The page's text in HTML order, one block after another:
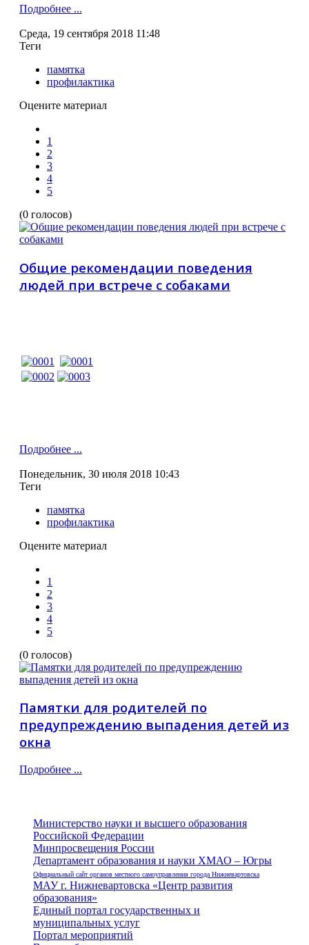
Подробнее ...
Среда, 19 сентября 2018 11:48
Теги
памятка
профилактика
Оцените материал
1
2
3
4
5
(0 голосов)
Общие рекомендации поведения
людей при встрече с собаками
Подробнее ...
Понедельник, 30 июля 2018 10:43
Теги
памятка
профилактика
Оцените материал
1
2
3
4
5
(0 голосов)
Памятки для родителей по
предупреждению выпадения детей из
окна
Подробнее ...
Министерство науки и высшего образования
Российской Федерации
Минпросвещения России
Департамент образования и науки ХМАО – Югры
Официальный сайт органов местного самоуправления города Нижневартовска
МАУ г. Нижневартовска «Центр развития
образования»
Единый портал государственных и
муниципальных услуг
Портал мероприятий